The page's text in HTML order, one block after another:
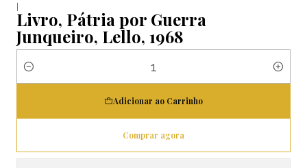
|
Livro, Pátria por Guerra
Junqueiro, Lello, 1968
Quantidade
Adicionar ao Carrinho
Comprar agora